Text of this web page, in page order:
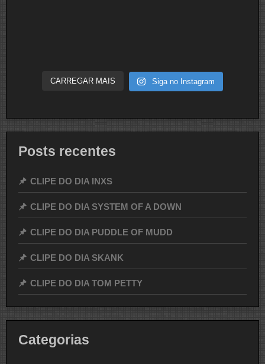
CARREGAR MAIS Siga no Instagram
Posts recentes
CLIPE DO DIA INXS
CLIPE DO DIA SYSTEM OF A DOWN
CLIPE DO DIA PUDDLE OF MUDD
CLIPE DO DIA SKANK
CLIPE DO DIA TOM PETTY
Categorias